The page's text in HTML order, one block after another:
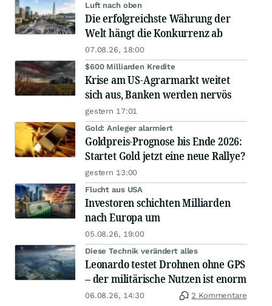
Luft nach oben
Die erfolgreichste Währung der
Welt hängt die Konkurrenz ab
07.08.26, 18:00
$600 Milliarden Kredite
Krise am US-Agrarmarkt weitet
sich aus, Banken werden nervös
gestern 17:01
Gold: Anleger alarmiert
Goldpreis-Prognose bis Ende 2026:
Startet Gold jetzt eine neue Rallye?
gestern 13:00
Flucht aus USA
Investoren schichten Milliarden
nach Europa um
05.08.26, 19:00
Diese Technik verändert alles
Leonardo testet Drohnen ohne GPS
– der militärische Nutzen ist enorm
06.08.26, 14:30 2 Kommentare